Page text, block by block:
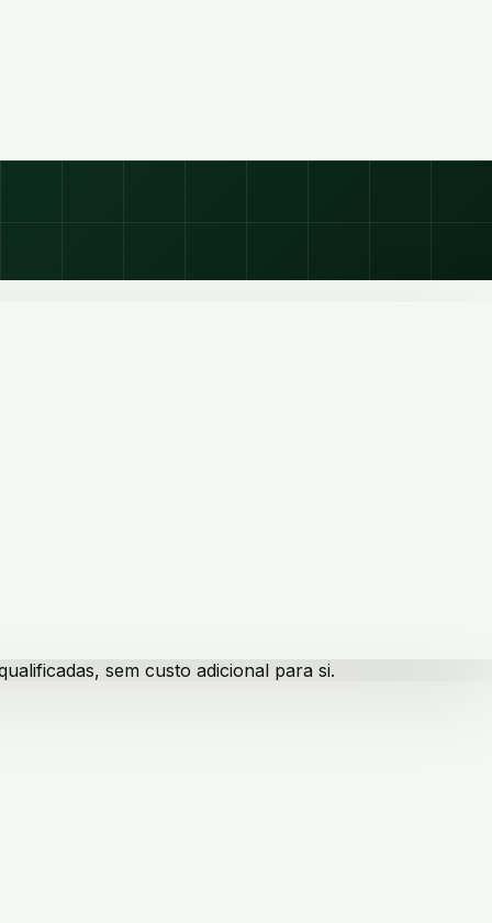
sem custo adicional para si.